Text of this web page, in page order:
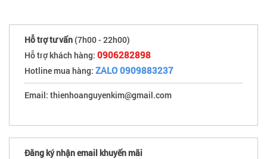
Hỗ trợ tư vấn (7h00 - 22h00)
Hỗ trợ khách hàng: 0906282898
Hotline mua hàng: ZALO 0909883237
Email: thienhoanguyenkim@gmail.com
Đăng ký nhận email khuyến mãi